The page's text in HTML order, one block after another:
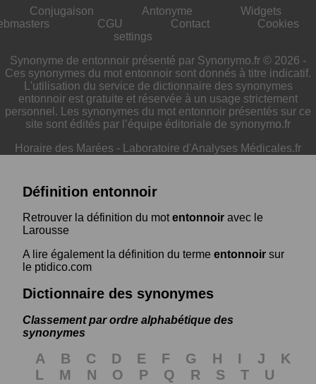
Conjugaison Antonyme
Widgets
CGU Contact
Cookies
settings
Synonyme de entonnoir présenté par Synonymo.fr © 2026 -
Ces synonymes du mot entonnoir sont donnés à titre indicatif.
L'utilisation du service de dictionnaire des synonymes
entonnoir est gratuite et réservée à un usage strictement
personnel. Les synonymes du mot entonnoir présentés sur ce
site sont édités par l’équipe éditoriale de synonymo.fr
Horaire des Marées - Laboratoire d'Analyses Médicales.fr
Définition entonnoir
Retrouver la définition du motentonnoir avec le
Larousse
A lire également la définition du terme entonnoir sur
le ptidico.com
Dictionnaire des synonymes
Classement par ordre alphabétique des
synonymes
A B C D E F G H I J
K
L
M N O P Q R S T
U